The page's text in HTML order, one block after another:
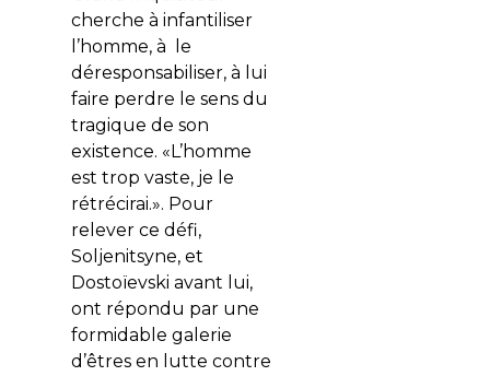
cherche à infantiliser
l’homme, à le
déresponsabiliser, à lui
faire perdre le sens du
tragique de son
existence. «L’homme
est trop vaste, je le
rétrécirai.». Pour
relever ce défi,
Soljenitsyne, et
Dostoïevski avant lui,
ont répondu par une
formidable galerie
d’êtres en lutte contre